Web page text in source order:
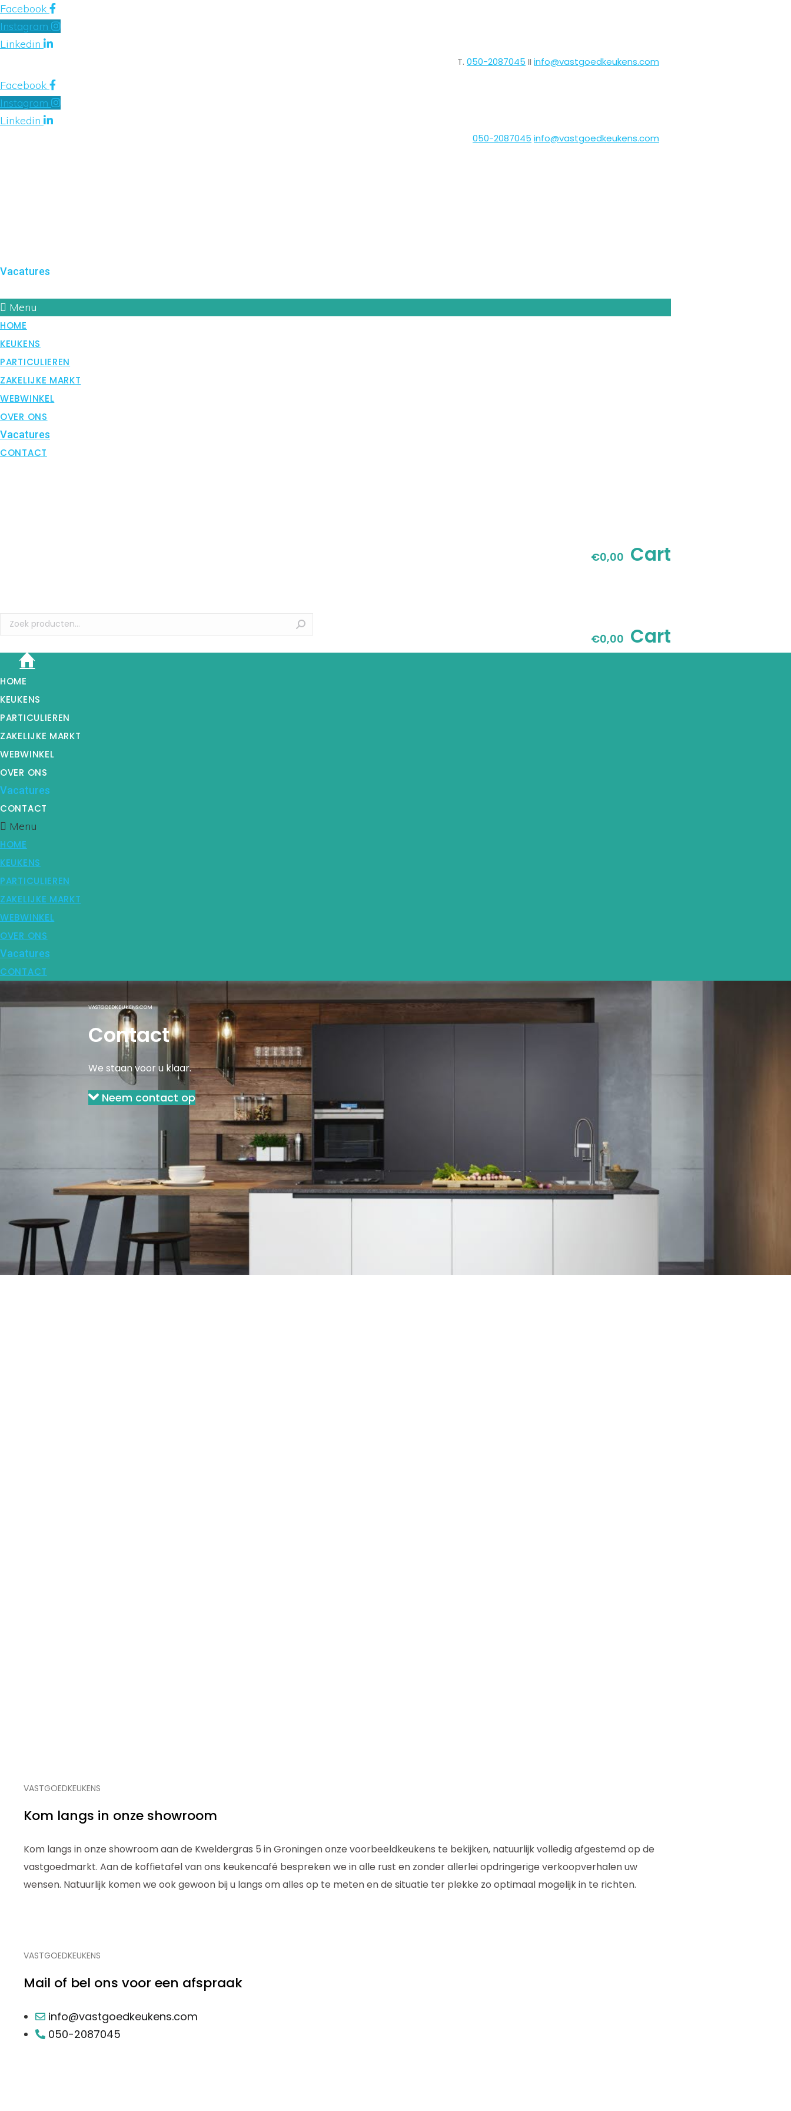
Facebook
Instagram
Linkedin
T. 050-2087045 II info@vastgoedkeukens.com
Facebook
Instagram
Linkedin
050-2087045 info@vastgoedkeukens.com
Vacatures
Menu
HOME
KEUKENS
PARTICULIEREN
ZAKELIJKE MARKT
WEBWINKEL
OVER ONS
Vacatures
CONTACT
€0,00 Cart
€0,00 Cart
HOME
KEUKENS
PARTICULIEREN
ZAKELIJKE MARKT
WEBWINKEL
OVER ONS
Vacatures
CONTACT
Menu
HOME
KEUKENS
PARTICULIEREN
ZAKELIJKE MARKT
WEBWINKEL
OVER ONS
Vacatures
CONTACT
VASTGOEDKEUKENS.COM
Contact
We staan voor u klaar.
Neem contact op
VASTGOEDKEUKENS
Kom langs in onze showroom
Kom langs in onze showroom aan de Kweldergras 5 in Groningen onze voorbeeldkeukens te bekijken, natuurlijk volledig afgestemd op de
vastgoedmarkt. Aan de koffietafel van ons keukencafé bespreken we in alle rust en zonder allerlei opdringerige verkoopverhalen uw
wensen. Natuurlijk komen we ook gewoon bij u langs om alles op te meten en de situatie ter plekke zo optimaal mogelijk in te richten.
VASTGOEDKEUKENS
Mail of bel ons voor een afspraak
info@vastgoedkeukens.com
050-2087045